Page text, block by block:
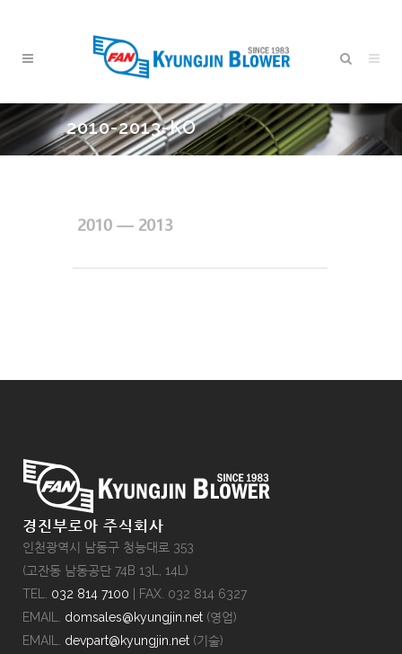
2010-2013-KO
경진부로아 주식회사
인천광역시 남동구 청능대로 353
(고잔동 남동공단 74B 13L, 14L)
TEL. 032 814 7100 | FAX. 032 814 6327
EMAIL. domsales@kyungjin.net (영업)
EMAIL. devpart@kyungjin.net (기술)